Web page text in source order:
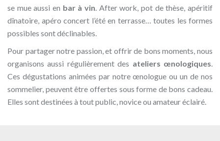
se mue aussi en bar à vin. After work, pot de thèse, apéritif
dînatoire, apéro concert l’été en terrasse… toutes les formes
possibles sont déclinables.
Pour partager notre passion, et offrir de bons moments, nous
organisons aussi régulièrement des ateliers œnologiques.
Ces dégustations animées par notre œnologue ou un de nos
sommelier, peuvent être offertes sous forme de bons cadeau.
Elles sont destinées à tout public, novice ou amateur éclairé.